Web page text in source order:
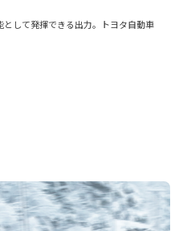
して発揮できる出力。トヨタ自動車